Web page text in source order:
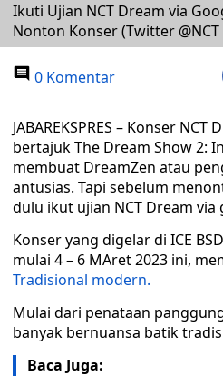
Ikuti Ujian NCT Dream via
Nonton Konser (Twitter
0 Komentar
JABAREKSPRES – Konser
bertajuk The Dream Show 2:
membuat DreamZen atau
antusias. Tapi sebelum
dulu ikut ujian NCT Dream
Konser yang digelar di ICE
mulai 4 – 6 MAret 2023 ini,
Tradisional modern.
Mulai dari penataan
banyak bernuansa batik
Baca Juga: